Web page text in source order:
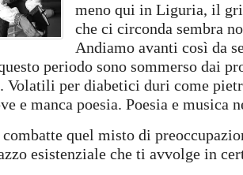
meno qui in Liguria, il
che ci circonda sembra
Andiamo avanti così da
periodo sono sommerso dai
Volatili per diabetici duri come
e manca poesia. Poesia e musica
quel misto di
esistenziale che ti avvolge in